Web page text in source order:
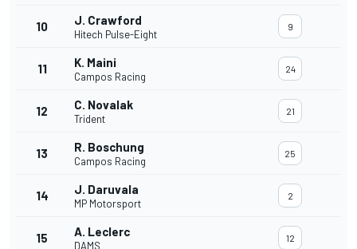
10 J. Crawford
Hitech Pulse-Eight
9
11 K. Maini
Campos Racing
24
12 C. Novalak
Trident
21
13 R. Boschung
Campos Racing
25
14 J. Daruvala
MP Motorsport
2
15 A. Leclerc
DAMS
12